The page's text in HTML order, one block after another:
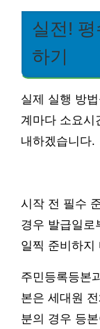
실전!
하기
실제 실행 방
계마다 소요시
내하겠습니다.
시작 전 필수
경우 발급일로
일찍 준비하지
주민등록등본
본은 세대원
분의 경우 등